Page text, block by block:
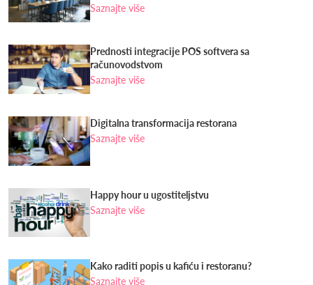
Saznajte više
Prednosti integracije POS softvera sa
računovodstvom
Saznajte više
Digitalna transformacija restorana
Saznajte više
Happy hour u ugostiteljstvu
Saznajte više
Kako raditi popis u kafiću i restoranu?
Saznajte više